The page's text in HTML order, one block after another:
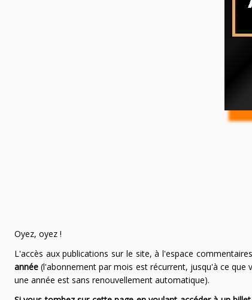
Oyez, oyez !
L'accès aux publications sur le site, à l'espace
année(l'abonnement par mois est récurrent, jusqu'à ce que
une année est sans renouvellement automatique).